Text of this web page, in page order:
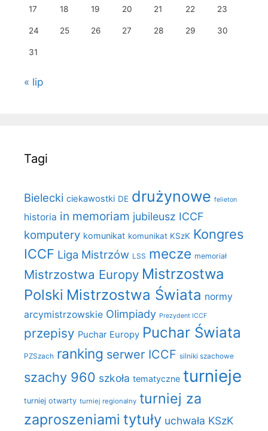
17 18 19 20 21 22 23
24 25 26 27 28 29 30
31
« lip
Tagi
Bielecki ciekawostki DE drużynowe felieton
historia in memoriam jubileusz ICCF
komputery komunikat komunikat KSzK Kongres
ICCF Liga Mistrzów LSS mecze memoriał
Mistrzostwa Europy Mistrzostwa
Polski Mistrzostwa Świata normy
arcymistrzowskie Olimpiady Prezydent ICCF
przepisy Puchar Europy Puchar Świata
PZSzach ranking serwer ICCF silniki szachowe
szachy 960 szkoła tematyczne turnieje
turniej otwarty turniej regionalny turniej za
zaproszeniami tytuły uchwała KSzK